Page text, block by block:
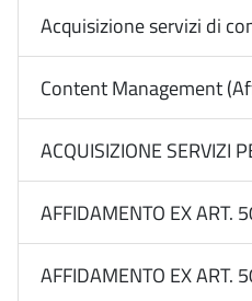
Acquisizione servizi di
Content Management
ACQUISIZIONE SERVIZI
AFFIDAMENTO EX ART.
AFFIDAMENTO EX ART.